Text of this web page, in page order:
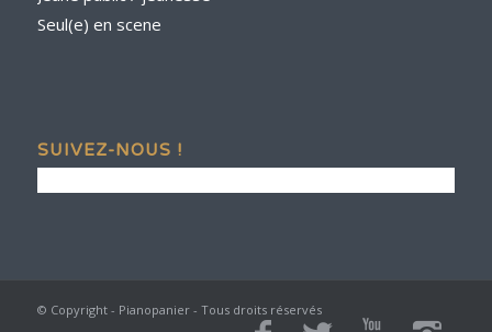
Seul(e) en scene
SUIVEZ-NOUS !
© Copyright - Pianopanier - Tous droits réservés